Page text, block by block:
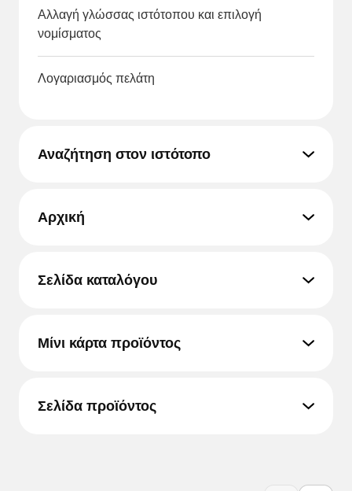
Αλλαγή γλώσσας ιστότοπου και επιλογή
νομίσματος
Λογαριασμός πελάτη
Αναζήτηση στον ιστότοπο
Αρχική
Σελίδα καταλόγου
Μίνι κάρτα προϊόντος
Σελίδα προϊόντος